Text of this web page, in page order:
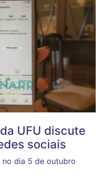
UFU discute
sociais
dia 5 de outubro